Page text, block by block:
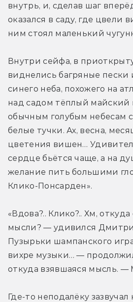
внутрь, и, сделав шаг
оказался в саду, где цвели
ним стоял маленький
Внутри сейфа, в
виднелись багряные пески
синего неба, похожего на
над садом тёплый майский
обычным голубым небесам
белые тучки. Ах, весна,
цветения вишен…
сердце бьётся чаще, а на
желание пить большими
Клико-Понсарден».
«Вдова?.. Клико?.. Хм,
мысли? — удивился
Пузырьки шампанского
вихре музыки… —
откуда взявшаяся мысль. —
Где-то неподалёку